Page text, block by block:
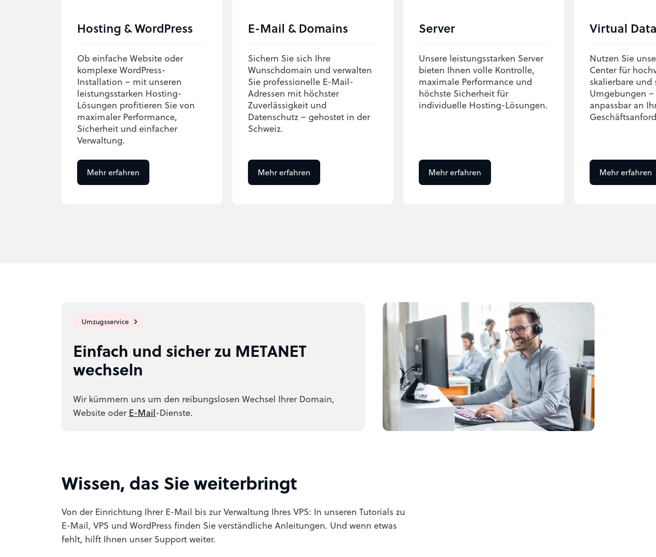
Hosting & WordPress
Ob einfache Website oder
komplexe WordPress-
Installation – mit unseren
leistungsstarken Hosting-
Lösungen profitieren Sie von
maximaler Performance,
Sicherheit und einfacher
Verwaltung.
Mehr erfahren
E-Mail & Domains
Sichern Sie sich Ihre
Wunschdomain und verwalten
Sie professionelle E-Mail-
Adressen mit höchster
Zuverlässigkeit und
Datenschutz – gehostet in der
Schweiz.
Mehr erfahren
Server
Unsere leistungsstarken Server
bieten Ihnen volle Kontrolle,
maximale Performance und
höchste Sicherheit für
individuelle Hosting-Lösungen.
Mehr erfahren
Virtual
Nutzen Sie
Center für
skalierbare
Umgebungen
anpassbar an
Mehr erfahren
Umzugsservice
Einfach und sicher zu METANET
wechseln
Wir kümmern uns um den reibungslosen Wechsel Ihrer Domain,
Website oderE-Mail-Dienste.
Wissen, das Sie weiterbringt
Von der Einrichtung Ihrer E-Mail bis zur Verwaltung Ihres VPS: In unseren Tutorials zu
E-Mail, VPS und WordPress finden Sie verständliche Anleitungen. Und wenn etwas
fehlt, hilft Ihnen unser Support weiter.